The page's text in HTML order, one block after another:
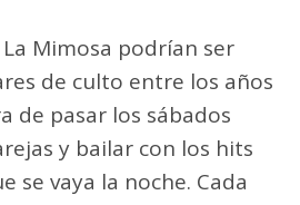
Mimosa podrían ser
de culto entre los años
de pasar los sábados
y bailar con los hits
se vaya la noche. Cada